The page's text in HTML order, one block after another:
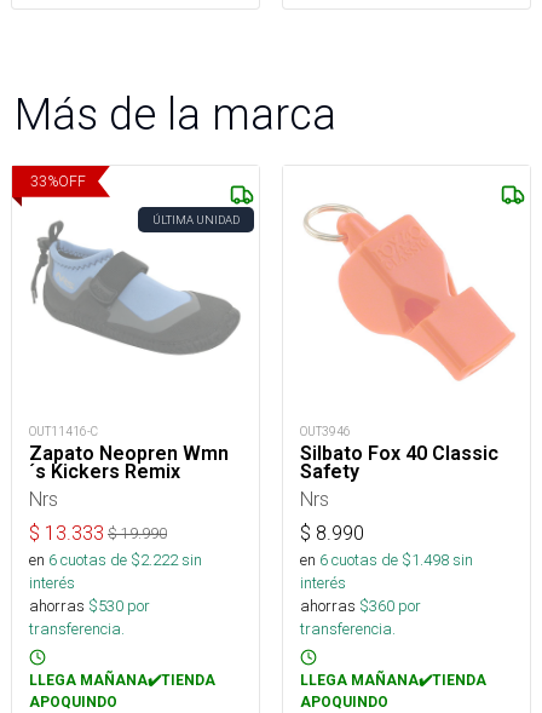
Más de la marca
33%OFF
ÚLTIMA UNIDAD
OUT11416-C
Zapato Neopren Wmn
´s Kickers Remix
Nrs
$ 13.333 $19.990
en 6cuotas de $2.222sin
interés
ahorras $530 por
transferencia.
LLEGA MAÑANA✔️TIENDA
APOQUINDO
OUT3946
Silbato Fox 40 Classic
Safety
Nrs
$ 8.990
en 6cuotas de $1.498sin
interés
ahorras $360 por
transferencia.
LLEGA MAÑANA✔️TIENDA
APOQUINDO